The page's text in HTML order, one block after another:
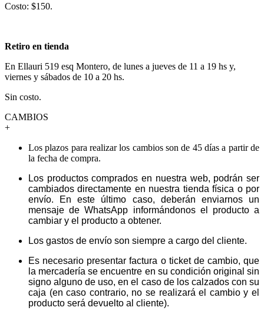
Costo: $150.
Retiro en tienda
En Ellauri 519 esq Montero, de lunes a jueves de 11 a 19 hs y,
viernes y sábados de 10 a 20 hs.
Sin costo.
CAMBIOS
+
Los plazos para realizar los cambios son de 45 días a partir de
la fecha de compra.
Los productos comprados en nuestra web, podrán ser
cambiados directamente en nuestra tienda física o por
envío. En este último caso, deberán enviarnos un
mensaje de WhatsApp informándonos el producto a
cambiar y el producto a obtener.
Los gastos de envío son siempre a cargo del cliente.
Es necesario presentar factura o ticket de cambio, que
la mercadería se encuentre en su condición original sin
signo alguno de uso, en el caso de los calzados con su
caja (en caso contrario, no se realizará el cambio y el
producto será devuelto al cliente).